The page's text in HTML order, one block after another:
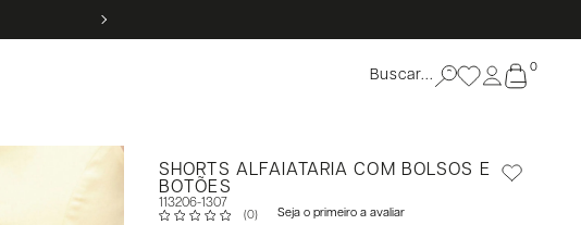
0
SHORTS ALFAIATARIA COM BOLSOS E
BOTÕES
113206-1307
(0) Seja o primeiro a avaliar